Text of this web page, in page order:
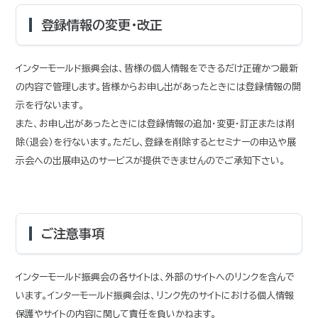
登録情報の変更・改正
インターモールド振興会は、皆様の個人情報をできるだけ正確かつ最新
の内容で管理します。皆様からお申し出があったときには登録情報の開
示を行ないます。
また、お申し出があったときには登録情報の追加・変更・訂正または削
除（退会）を行ないます。ただし、登録を削除するとセミナーの申込や展
示会への出展申込のサービスが提供できませんのでご承知下さい。
ご注意事項
インターモールド振興会の各サイトは、外部のサイトへのリンクを含んで
います。インターモールド振興会は、リンク先のサイトにおける個人情報
保護やサイトの内容に関して責任を負いかねます。